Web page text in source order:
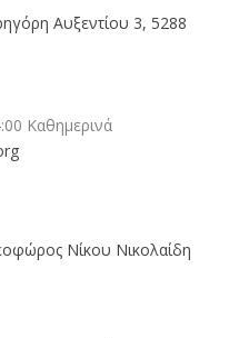
Αυξεντίου 3, 5288
Καθημερινά
Νίκου Νικολαίδη